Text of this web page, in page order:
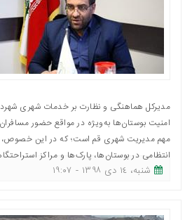
مدیرکل هماهنگی و نظارت بر خدمات شهری
امنیت بوستان‌ها به‌ویژه در مواقع حضور
مهم مدیریت شهری قم است؛ که در این خصوص،
انتظامی در بوستان‌ها، پارک‌ها و مراکز
شنبه، ١٤ دی ١٣٩٨ - ١٩:٠٧